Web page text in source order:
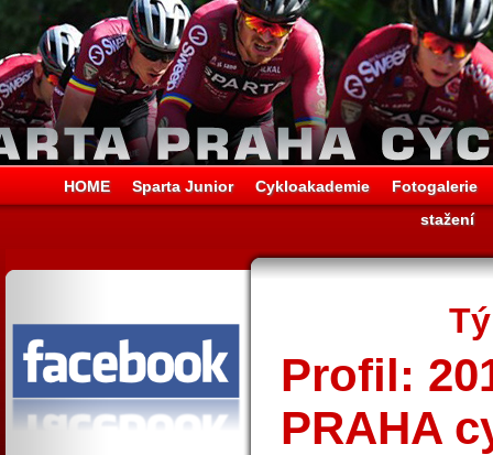
HOME Sparta Junior Cykloakademie
Fotogalerie
stažení
Profil:
PRAHA